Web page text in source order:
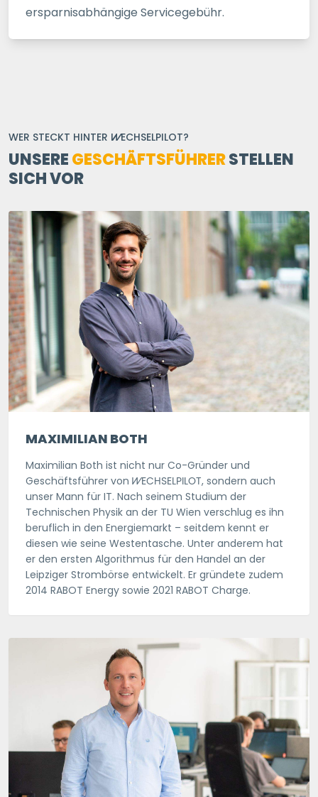
ersparnisabhängige Servicegebühr.
WER STECKT HINTER WECHSELPILOT?
UNSEREGESCHÄFTSFÜHRERSTELLEN
SICH VOR
MAXIMILIAN BOTH
Maximilian Both ist nicht nur Co-Gründer und
Geschäftsführer von WECHSELPILOT, sondern auch
unser Mann für IT. Nach seinem Studium der
Technischen Physik an der TU Wien verschlug es ihn
beruflich in den Energiemarkt – seitdem kennt er
diesen wie seine Westentasche. Unter anderem hat
er den ersten Algorithmus für den Handel an der
Leipziger Strombörse entwickelt. Er gründete zudem
2014 RABOT Energy sowie 2021 RABOT Charge.